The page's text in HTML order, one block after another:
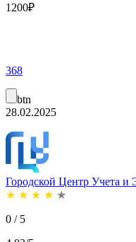
1200₽
368
btn
28.02.2025
Городской Центр Учета
★ ★ ★ ★ ★
0 / 5